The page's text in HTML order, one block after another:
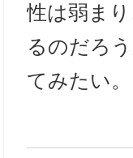
性は弱ま
るのだろ
てみたい。